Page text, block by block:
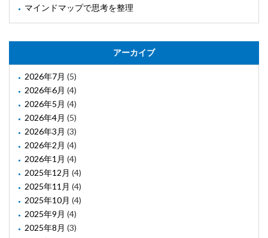
マインドマップで思考を整理
アーカイブ
2026年7月 (5)
2026年6月 (4)
2026年5月 (4)
2026年4月 (5)
2026年3月 (3)
2026年2月 (4)
2026年1月 (4)
2025年12月 (4)
2025年11月 (4)
2025年10月 (4)
2025年9月 (4)
2025年8月 (3)